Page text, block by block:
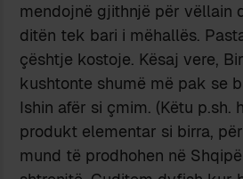
mendojnë gjithnjë për vëllain
ditën tek bari i mëhallës.
çështje kostoje. Kësaj vere,
kushtonte shumë më pak se
Ishin afër si çmim. (Këtu p.sh.
produkt elementar si birra,
mund të prodhohen në